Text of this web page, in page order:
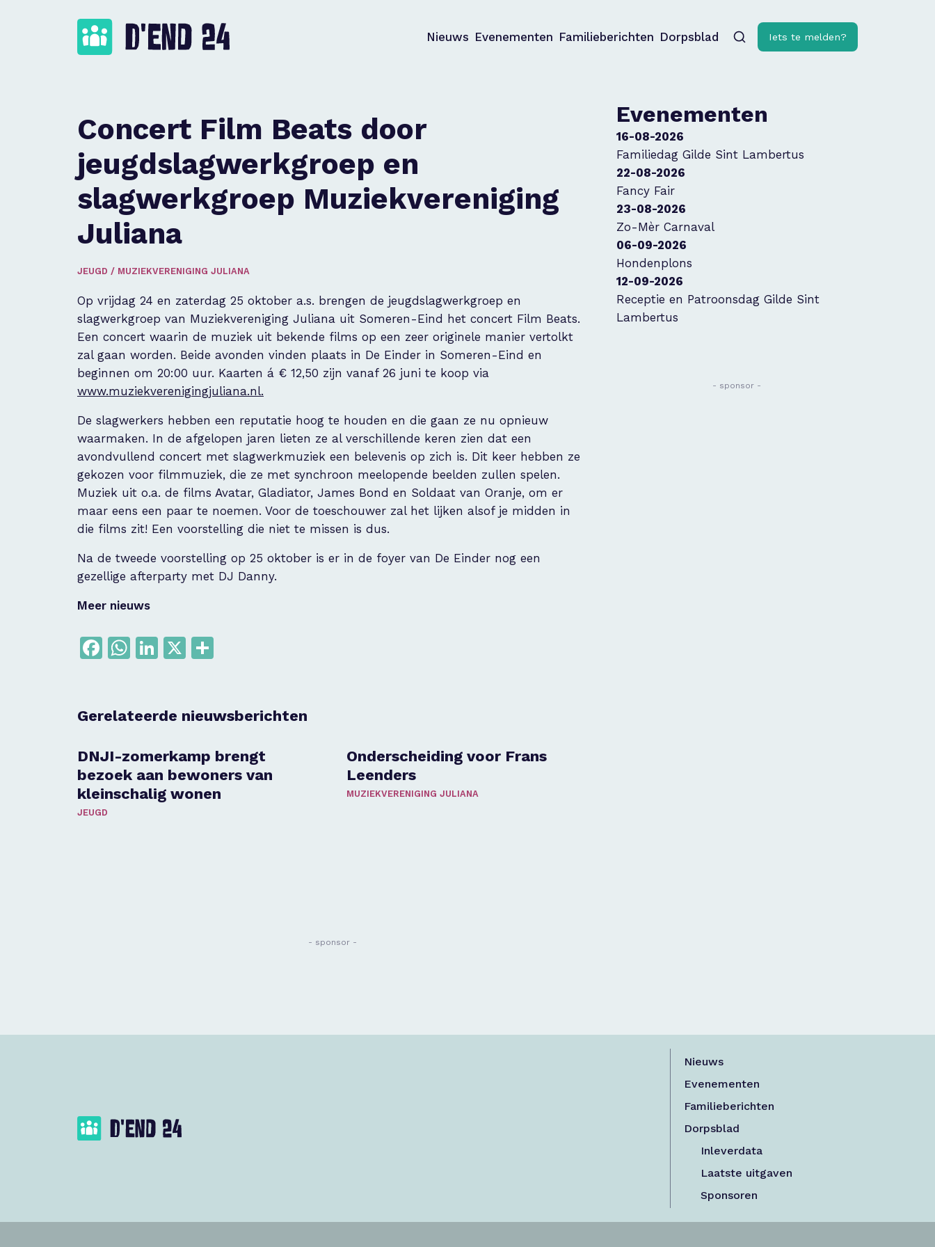
Nieuws Evenementen Familieberichten Dorpsblad Iets te melden?
Concert Film Beats door
jeugdslagwerkgroep en
slagwerkgroep Muziekvereniging
Juliana
JEUGD / MUZIEKVERENIGING JULIANA
Op vrijdag 24 en zaterdag 25 oktober a.s. brengen de jeugdslagwerkgroep en
slagwerkgroep van Muziekvereniging Juliana uit Someren-Eind het concert Film Beats.
Een concert waarin de muziek uit bekende films op een zeer originele manier vertolkt
zal gaan worden. Beide avonden vinden plaats in De Einder in Someren-Eind en
beginnen om 20:00 uur. Kaarten á € 12,50 zijn vanaf 26 juni te koop via
www.muziekverenigingjuliana.nl.
De slagwerkers hebben een reputatie hoog te houden en die gaan ze nu opnieuw
waarmaken. In de afgelopen jaren lieten ze al verschillende keren zien dat een
avondvullend concert met slagwerkmuziek een belevenis op zich is. Dit keer hebben ze
gekozen voor filmmuziek, die ze met synchroon meelopende beelden zullen spelen.
Muziek uit o.a. de films Avatar, Gladiator, James Bond en Soldaat van Oranje, om er
maar eens een paar te noemen. Voor de toeschouwer zal het lijken alsof je midden in
die films zit! Een voorstelling die niet te missen is dus.
Na de tweede voorstelling op 25 oktober is er in de foyer van De Einder nog een
gezellige afterparty met DJ Danny.
Meer nieuws
Facebook
WhatsApp
LinkedIn
X
Gerelateerde nieuwsberichten
DNJI-zomerkamp brengt
bezoek aan bewoners van
kleinschalig wonen
JEUGD
Onderscheiding voor Frans
Leenders
MUZIEKVERENIGING JULIANA
- sponsor -
Evenementen
16-08-2026
Familiedag Gilde Sint Lambertus
22-08-2026
Fancy Fair
23-08-2026
Zo-Mèr Carnaval
06-09-2026
Hondenplons
12-09-2026
Receptie en Patroonsdag Gilde Sint
Lambertus
- sponsor -
Nieuws
Evenementen
Familieberichten
Dorpsblad
Inleverdata
Laatste uitgaven
Sponsoren